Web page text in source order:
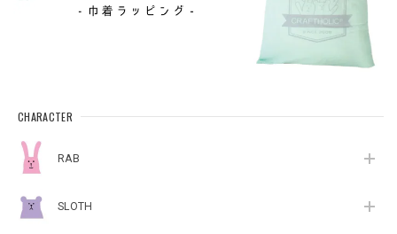
CHARACTER
RAB
SLOTH